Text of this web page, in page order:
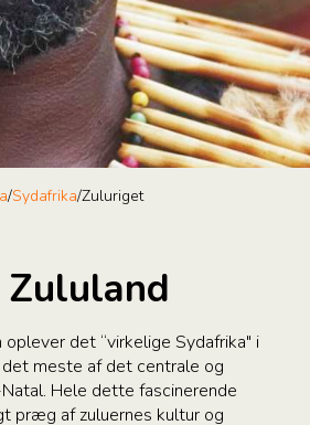
/Sydafrika/Zuluriget
oplever det “virkelige Sydafrika" i
meste af det centrale og
Hele dette fascinerende
præg af zuluernes kultur og